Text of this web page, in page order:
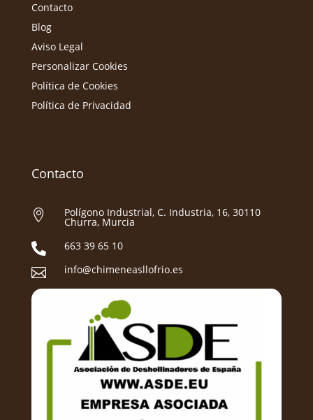
Contacto
Blog
Aviso Legal
Personalizar Cookies
Política de Cookies
Política de Privacidad
Contacto
 Polígono Industrial, C. Industria, 16, 30110
Churra, Murcia
 663 39 65 10
 info@chimeneasllofrio.es